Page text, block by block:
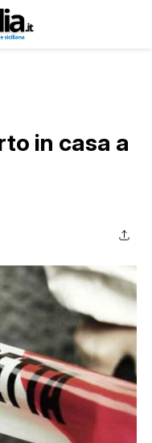
in casa a